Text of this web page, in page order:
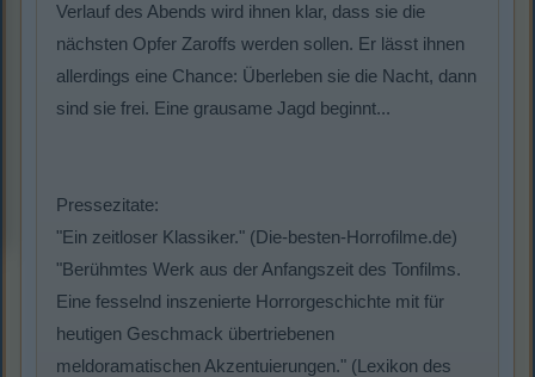
Verlauf des Abends wird ihnen klar, dass sie die
nächsten Opfer Zaroffs werden sollen. Er lässt ihnen
allerdings eine Chance: Überleben sie die Nacht, dann
sind sie frei. Eine grausame Jagd beginnt...
Pressezitate:
"Ein zeitloser Klassiker." (Die-besten-Horrofilme.de)
"Berühmtes Werk aus der Anfangszeit des Tonfilms.
Eine fesselnd inszenierte Horrorgeschichte mit für
heutigen Geschmack übertriebenen
meldoramatischen Akzentuierungen." (Lexikon des